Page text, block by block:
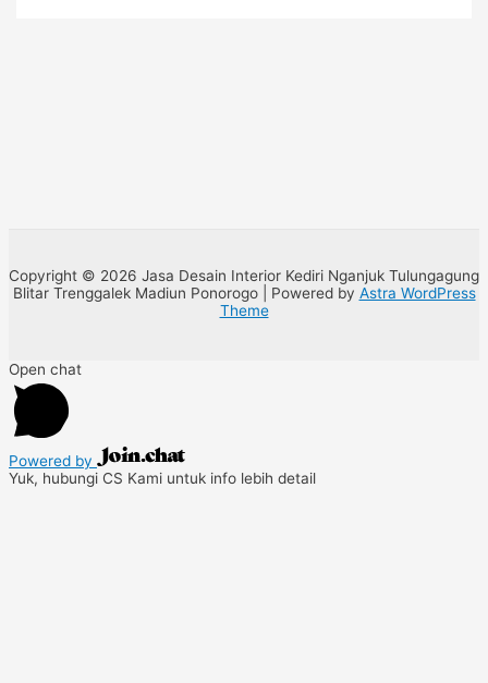
Copyright © 2026 Jasa Desain Interior Kediri Nganjuk Tulungagung
Blitar Trenggalek Madiun Ponorogo | Powered by Astra WordPress
Theme
Open chat
Powered by
Yuk, hubungi CS Kami untuk info lebih detail